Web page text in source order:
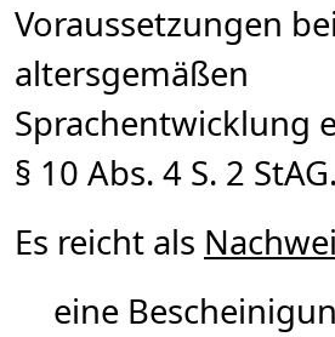
Voraussetzungen
altersgemäßen
Sprachentwicklung
§ 10 Abs. 4 S. 2 StAG.
Es reicht als
eine